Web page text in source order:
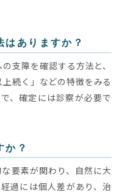
ありますか？
支障を確認する方法と、
上続く」などの特徴をみる
、確定には診察が必要で
か？
要素が関わり、自然に大
過には個人差があり、治